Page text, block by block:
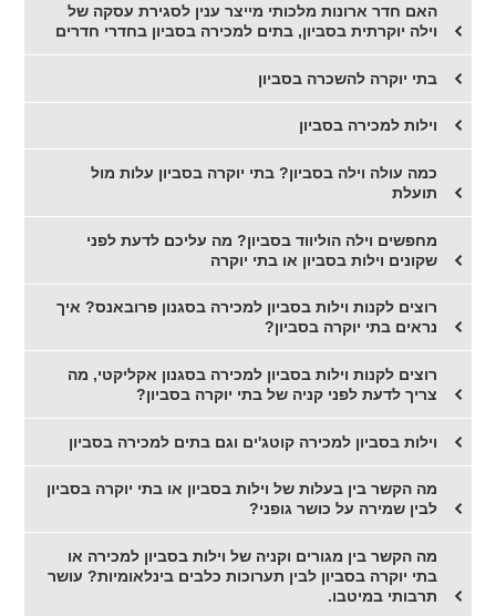
האם חדר ארונות מלכותי מייצר ענין לסגירת עסקה של
וילה יוקרתית בסביון, בתים למכירה בסביון בחדרי חדרים
בתי יוקרה להשכרה בסביון
וילות למכירה בסביון
כמה עולה וילה בסביון? בתי יוקרה בסביון עלות מול
תועלת
מחפשים וילה הוליווד בסביון? מה עליכם לדעת לפני
שקונים וילות בסביון או בתי יוקרה
רוצים לקנות וילות בסביון למכירה בסגנון פרובאנס? איך
נראים בתי יוקרה בסביון?
רוצים לקנות וילות בסביון למכירה בסגנון אקליקטי, מה
צריך לדעת לפני קניה של בתי יוקרה בסביון?
וילות בסביון למכירה קוטג'ים וגם בתים למכירה בסביון
מה הקשר בין בעלות של וילות בסביון או בתי יוקרה בסביון
לבין שמירה על כושר גופני?
מה הקשר בין מגורים וקניה של וילות בסביון למכירה או
בתי יוקרה בסביון לבין תערוכות כלבים בינלאומיות? עושר
תרבותי במיטבו.